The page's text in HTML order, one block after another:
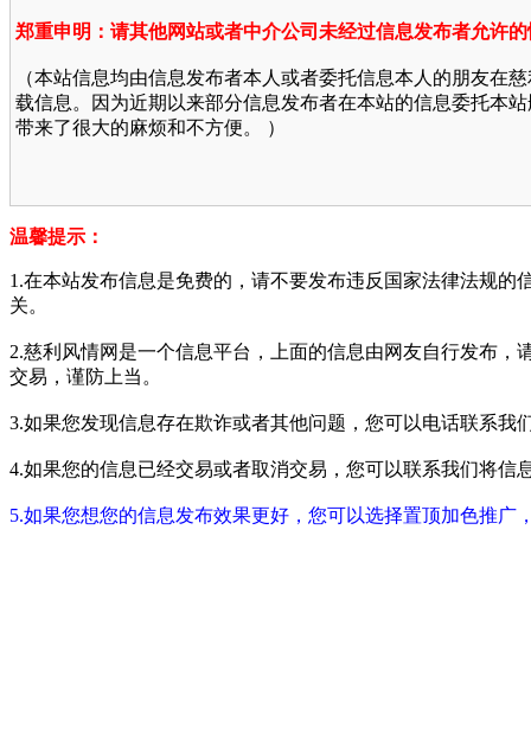
郑重申明：请其他网站或者中介公司未经过信息发布者允许
（本站信息均由信息发布者本人或者委托信息本人的朋友在
载信息。因为近期以来部分信息发布者在本站的信息委托本
带来了很大的麻烦和不方便。 ）
温馨提示：
1.在本站发布信息是免费的，请不要发布违反国家法律法规
关。
2.慈利风情网是一个信息平台，上面的信息由网友自行发布
交易，谨防上当。
3.如果您发现信息存在欺诈或者其他问题，您可以电话联系我
4.如果您的信息已经交易或者取消交易，您可以联系我们将信
5.如果您想您的信息发布效果更好，您可以选择置顶加色推广